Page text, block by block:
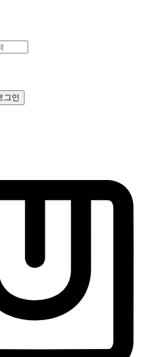
그인